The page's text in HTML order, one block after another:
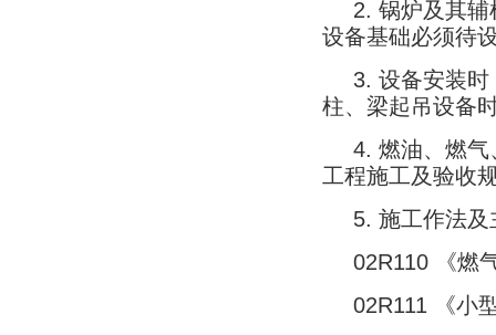
2. 锅炉及其辅
设备基础必须待
3. 设备安装时
柱、梁起吊设备
4. 燃油、燃气
工程施工及验收
5. 施工作法及
02R110
《燃
02R111
《小